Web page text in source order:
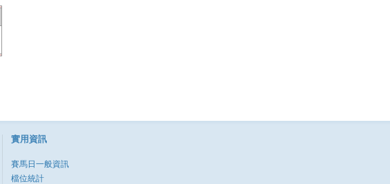
實用資訊
賽馬日一般資訊
檔位統計